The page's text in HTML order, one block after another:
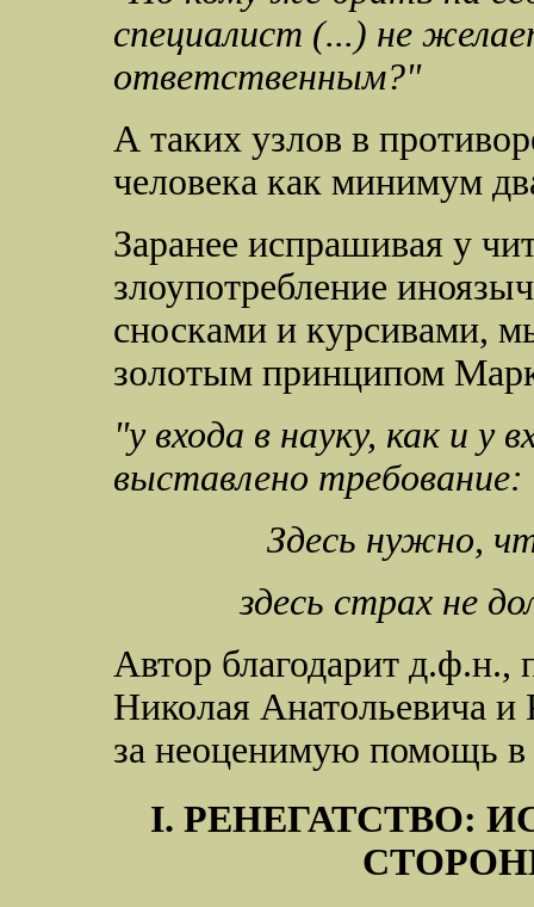
специалист (...) не
ответственным?"
А таких узлов в
человека как минимум
Заранее испрашивая у
злоупотребление
сносками и курсивами,
золотым принципом
"у входа в науку, как и
выставлено требование:
Здесь нужно,
здесь страх не
Автор благодарит д.ф.н.,
Николая Анатольевича и
за неоценимую помощь в
I. РЕНЕГАТСТВО: